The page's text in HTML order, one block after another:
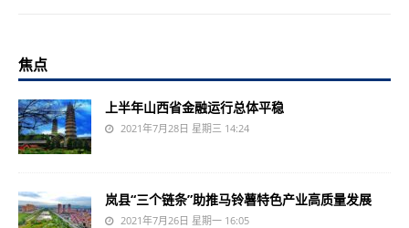
焦点
上半年山西省金融运行总体平稳
2021年7月28日 星期三 14:24
岚县“三个链条”助推马铃薯特色产业高质量发展
2021年7月26日 星期一 16:05